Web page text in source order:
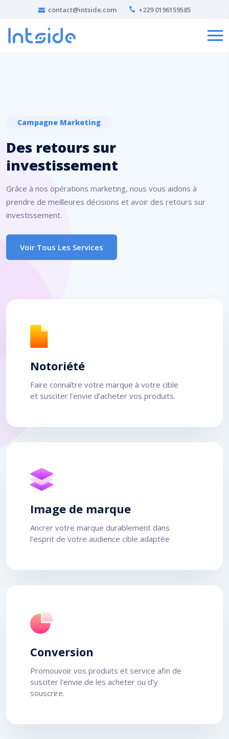
contact@intside.com +229 0196159585
Campagne Marketing
Des retours sur
investissement
Grâce à nos opérations marketing, nous vous aidons à
prendre de meilleures décisions et avoir des retours sur
investissement.
Voir Tous Les Services
Notoriété
Faire connaître votre marque à votre cible
et susciter l’envie d’acheter vos produits.
Image de marque
Ancrer votre marque durablement dans
l’esprit de votre audience cible adaptée
Conversion
Promouvoir vos produits et service afin de
susciter l’envie de les acheter ou d’y
souscrire.